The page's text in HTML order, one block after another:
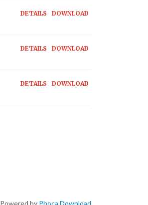
DOWNLOAD
DETAILS
DOWNLOAD
DETAILS
DOWNLOAD
DETAILS